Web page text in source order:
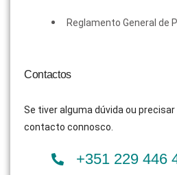
Reglamento General de
Contactos
Se tiver alguma dúvida ou
contacto connosco.
+351 229 446